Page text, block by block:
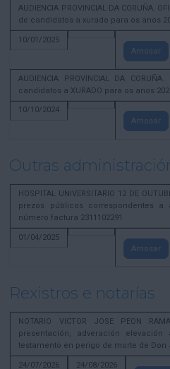
AUDIENCIA PROVINCIAL DA CORUÑA.
de candidatos a xurado para os anos
10/01/2025
Amosar
AUDIENCIA PROVINCIAL DA
candidatos a XURADO para os anos
10/10/2024
Amosar
Outras
HOSPITAL UNIVERSITARIO 12 DE
prezos públicos correspondentes a
número factura 2311102291
01/04/2025
Amosar
Rexistros e notarías
NOTARIO VICTOR JOSE PEON
presentación, adveración
testamento en perigo de morte de Don
24/07/2026
24/08/2026